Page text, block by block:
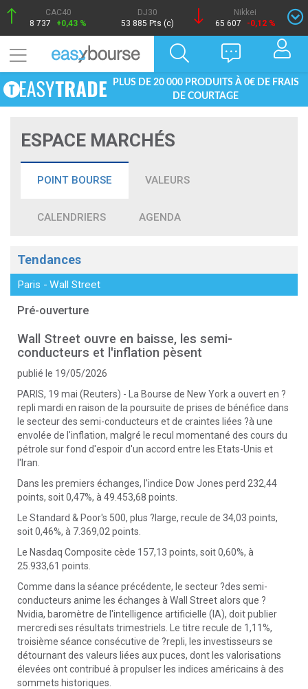
CAC40
8 737
+0,43 %
DJ30
53 885 Pts (c)
Nikkei
65 607
-0,12 %
PLUS DE 20 000 PRODUITS À 0€ DE FRAIS
DE COURTAGE
ESPACE MARCHÉS
POINT BOURSE VALEURS
CALENDRIERS AGENDA
Tendances
Paris - Wall Street
Pré-ouverture
Wall Street ouvre en baisse, les semi-
conducteurs et l'inflation pèsent
publié le 19/05/2026
PARIS, 19 mai (Reuters) - La Bourse de New York a ouvert en ?
repli mardi en raison de la poursuite de prises de bénéfice dans
le secteur des semi-conducteurs et de craintes liées ?à une
envolée de l'inflation, malgré le recul momentané des cours du
pétrole sur fond d'espoir d'un accord entre les Etats-Unis et
l'Iran.
Dans les premiers échanges, l'indice Dow Jones perd 232,44
points, soit 0,47%, à 49.453,68 points.
Le Standard & Poor's 500, plus ?large, recule de 34,03 points,
soit 0,46%, à 7.369,02 points.
Le Nasdaq Composite cède 157,13 points, soit 0,60%, à
25.933,61 points.
Comme dans la séance précédente, le secteur ?des semi-
conducteurs anime les échanges à Wall Street alors que ?
Nvidia, baromètre de l'intelligence artificielle (IA), doit publier
mercredi ses résultats trimestriels. Le titre recule de 1,11%,
troisième séance consécutive de ?repli, les investisseurs se
détournant des valeurs liées aux puces, dont les valorisations
élevées ont contribué à propulser les indices américains à des
sommets historiques.